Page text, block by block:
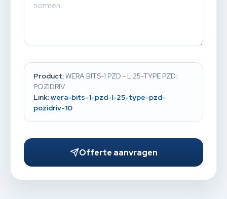
Product:WERA BITS-1 PZD - L 25-TYPE PZD:
POZIDRIV
Link:wera-bits-1-pzd-l-25-type-pzd-
pozidriv-10
Offerte aanvragen